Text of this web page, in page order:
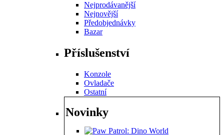
Nejprodávanější
Nejnovější
Předobjednávky
Bazar
Příslušenství
Konzole
Ovladače
Ostatní
Novinky